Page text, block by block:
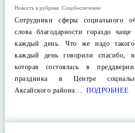
Новость в рубрике: Соцобеспечение
Сотрудники сферы социального
слова благодарности гораздо чаще
каждый день. Что же надо
каждый день говорили спасибо,
которая состоялась в
праздника в Центре
Аксайского района…. ПОДРОБНЕЕ